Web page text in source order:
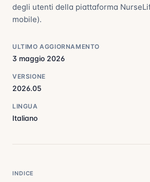
degli utenti della piattaforma
mobile).
ULTIMO AGGIORNAMENTO
3 maggio 2026
VERSIONE
2026.05
LINGUA
Italiano
INDICE